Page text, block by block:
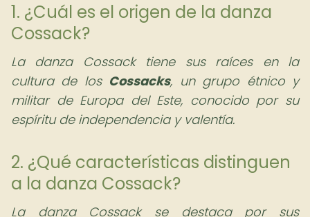
1. ¿Cuál es el origen de la danza
Cossack?
La danza Cossack tiene sus raíces en la
cultura de los Cossacks, un grupo étnico y
militar de Europa del Este, conocido por su
espíritu de independencia y valentía.
2. ¿Qué características distinguen
a la danza Cossack?
La danza Cossack se destaca por sus